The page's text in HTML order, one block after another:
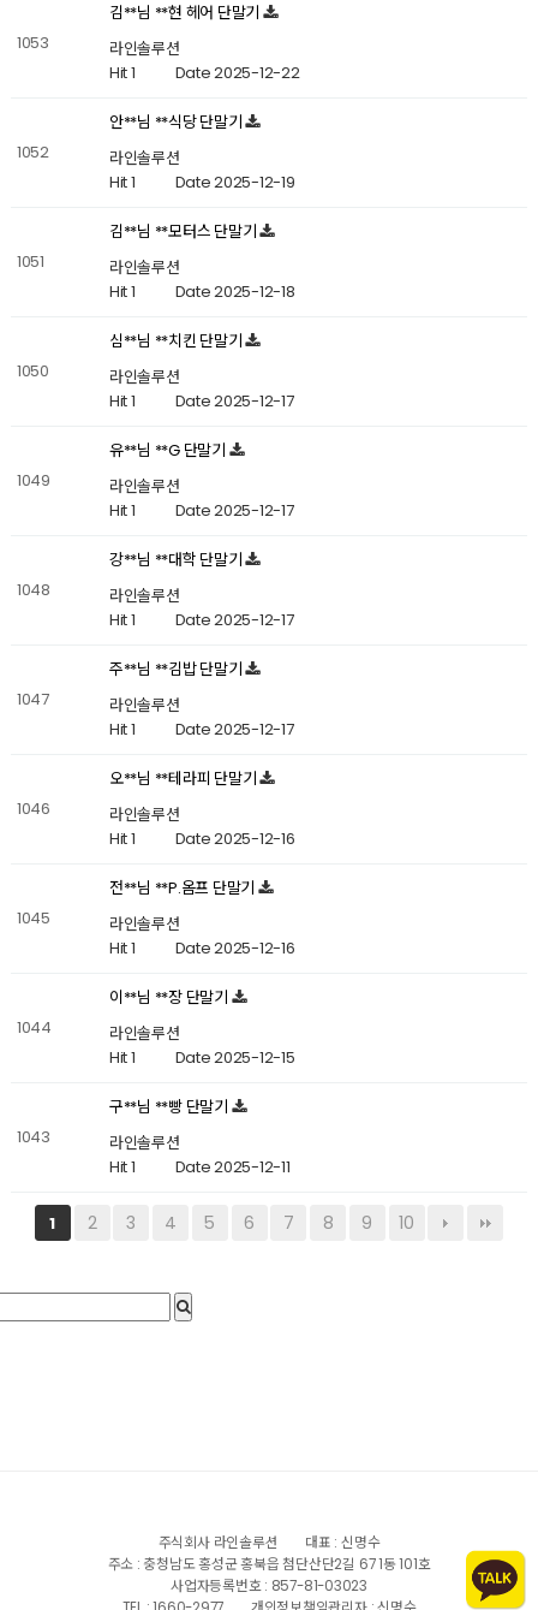
1053
김**님 **현 헤어 단말기
라인솔루션
Hit 1 Date 2025-12-22
1052
안**님 **식당 단말기
라인솔루션
Hit 1 Date 2025-12-19
1051
김**님 **모터스 단말기
라인솔루션
Hit 1 Date 2025-12-18
1050
심**님 **치킨 단말기
라인솔루션
Hit 1 Date 2025-12-17
1049
유**님 **G 단말기
라인솔루션
Hit 1 Date 2025-12-17
1048
강**님 **대학 단말기
라인솔루션
Hit 1 Date 2025-12-17
1047
주**님 **김밥 단말기
라인솔루션
Hit 1 Date 2025-12-17
1046
오**님 **테라피 단말기
라인솔루션
Hit 1 Date 2025-12-16
1045
전**님 **P.옴프 단말기
라인솔루션
Hit 1 Date 2025-12-16
1044
이**님 **장 단말기
라인솔루션
Hit 1 Date 2025-12-15
1043
구**님 **빵 단말기
라인솔루션
Hit 1 Date 2025-12-11
1 2 3 4 5 6 7 8 9 10
주식회사 라인솔루션
대표 : 신명수
주소 : 충청남도 홍성군 홍북읍 첨단산단2길 67 1동 101호
사업자등록번호 : 857-81-03023